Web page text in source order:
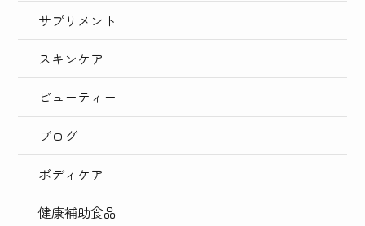
サプリメント
スキンケア
ビューティー
ブログ
ボディケア
健康補助食品